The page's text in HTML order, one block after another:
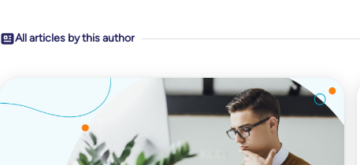
All articles by this author